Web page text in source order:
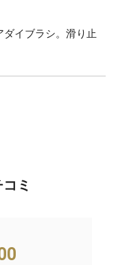
イブラシ。滑り止
ミ